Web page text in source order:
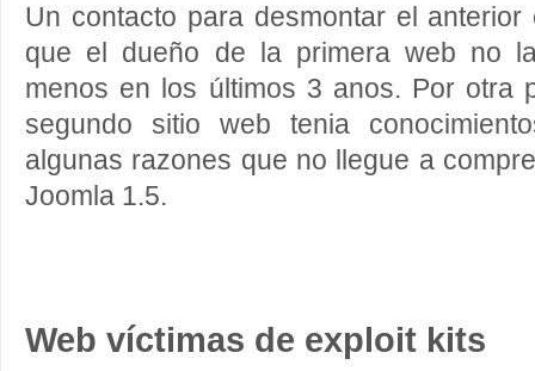
Un contacto para desmontar el anterior
que el dueño de la primera web no
menos en los últimos 3 anos. Por otra
segundo sitio web tenia
algunas razones que no llegue a
Joomla 1.5.
Web víctimas de exploit kits